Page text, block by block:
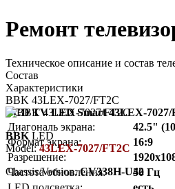
Ремонт
Техническое описание и состав
Состав
Характеристики
BBK 43LEX-7027/FT2C
LCD TV LED Smart 43LEX-7027/
Диагональ экрана:
42.5"
Формат экрана:
16:9
Разрешение:
Частота обновления:
50 Гц
BBK LED
Model:43LEX-7027/FT2C
Chassis/Version:CV338H-U42